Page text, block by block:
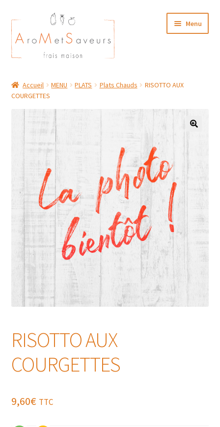
Aller
à
la
navigation
Aller
au
contenu
Menu
Plat du Jour/ Menu Week end
NOS BOUTIQUES
MON COMPTE
Accueil MENU PLATS Plats Chauds
RISOTTO AUX
COURGETTES
RISOTTO AUX
COURGETTES
9,60€ TTC